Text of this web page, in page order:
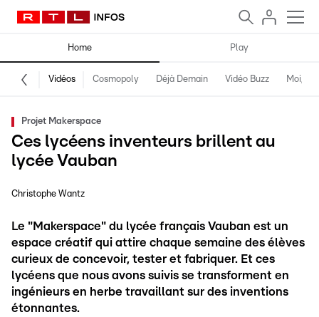
Home Play
Vidéos Cosmopoly Déjà Demain Vidéo Buzz Moi,
Projet Makerspace
Ces lycéens inventeurs brillent au
lycée Vauban
Christophe Wantz
Le "Makerspace" du lycée français Vauban est un
espace créatif qui attire chaque semaine des élèves
curieux de concevoir, tester et fabriquer. Et ces
lycéens que nous avons suivis se transforment en
ingénieurs en herbe travaillant sur des inventions
étonnantes.